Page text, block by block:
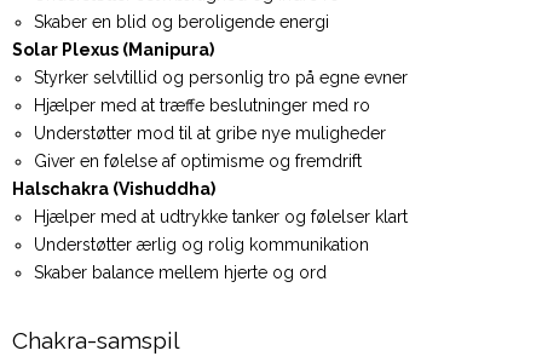
Skaber en blid og beroligende energi
Solar Plexus (Manipura)
Styrker selvtillid og personlig tro på egne evner
Hjælper med at træffe beslutninger med ro
Understøtter mod til at gribe nye muligheder
Giver en følelse af optimisme og fremdrift
Halschakra (Vishuddha)
Hjælper med at udtrykke tanker og følelser klart
Understøtter ærlig og rolig kommunikation
Skaber balance mellem hjerte og ord
Chakra-samspil